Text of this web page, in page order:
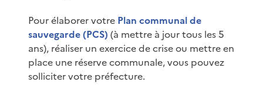
Pour élaborer votre Plan communal de
sauvegarde (PCS) (à mettre à jour tous les 5
ans), réaliser un exercice de crise ou mettre en
place une réserve communale, vous pouvez
solliciter votre préfecture.